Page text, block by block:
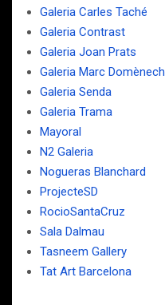
Galeria Carles Taché
Galeria Contrast
Galeria Joan Prats
Galeria Marc Domènech
Galeria Senda
Galeria Trama
Mayoral
N2 Galeria
Nogueras Blanchard
ProjecteSD
RocioSantaCruz
Sala Dalmau
Tasneem Gallery
Tat Art Barcelona